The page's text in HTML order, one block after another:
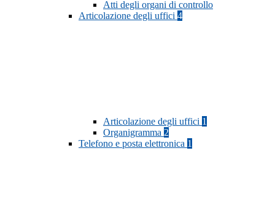
Atti degli organi di controllo
Articolazione degli uffici 4
Articolazione degli uffici 1
Organigramma 2
Telefono e posta elettronica 1